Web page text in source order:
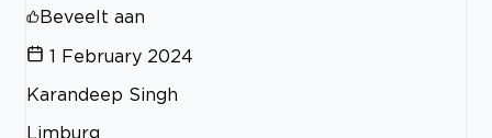
Beveelt aan
1 February 2024
Karandeep Singh
Limburg